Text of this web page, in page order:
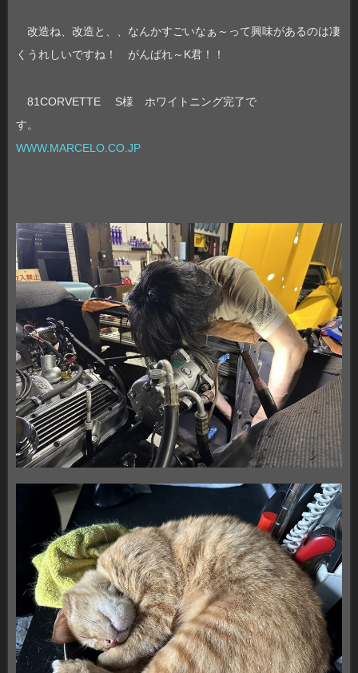
改造ね、改造と、、なんかすごいなぁ～って興味があるのは凄
くうれしいですね！ がんばれ～K君！！
81CORVETTE S様 ホワイトニング完了で
す。
WWW.MARCELO.CO.JP